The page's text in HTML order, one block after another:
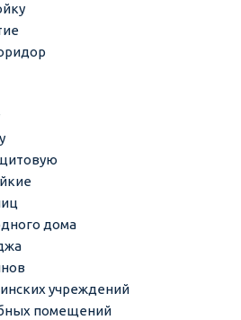
дома
учреждений
помещений